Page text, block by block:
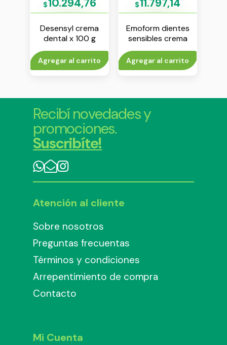
$10.294,76
Desensyl crema
dental x 100 g
Agregar al carrito
$11.797,14
Emoform dientes
sensibles crema
dental x 100 g
Agregar al carrito
Recibí novedades y
promociones.
Suscribíte!
Atención al cliente
Sobre nosotros
Preguntas frecuentas
Términos y condiciones
Arrepentimiento de compra
Contacto
Mi Cuenta